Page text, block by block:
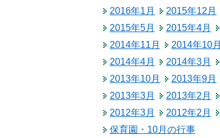
移住
2016年1月
2015年12月
2015年5月
2015年4月
2014年11月
2014年10月
2014年4月
2014年3月
2013年10月
2013年9月
2013年3月
2013年2月
2012年3月
2012年2月
保育園・10月の行事